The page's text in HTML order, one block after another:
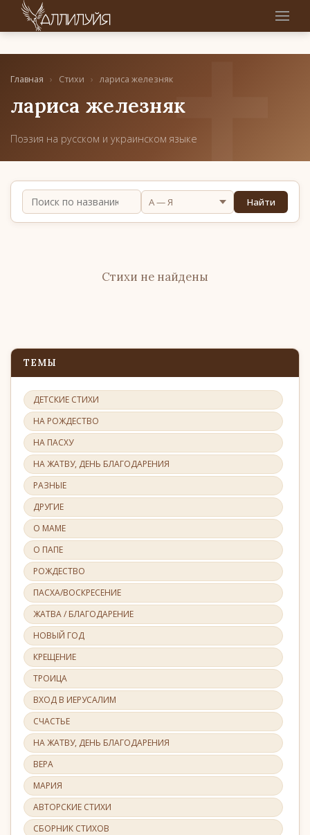
Главная › Стихи › лариса железняк
лариса железняк
Поэзия на русском и украинском языке
Найти
Стихи не найдены
ТЕМЫ
ДЕТСКИЕ СТИХИ
НА РОЖДЕСТВО
НА ПАСХУ
НА ЖАТВУ, ДЕНЬ БЛАГОДАРЕНИЯ
РАЗНЫЕ
ДРУГИЕ
О МАМЕ
О ПАПЕ
РОЖДЕСТВО
ПАСХА/ВОСКРЕСЕНИЕ
ЖАТВА / БЛАГОДАРЕНИЕ
НОВЫЙ ГОД
КРЕЩЕНИЕ
ТРОИЦА
ВХОД В ИЕРУСАЛИМ
СЧАСТЬЕ
НА ЖАТВУ, ДЕНЬ БЛАГОДАРЕНИЯ
ВЕРА
МАРИЯ
АВТОРСКИЕ СТИХИ
СБОРНИК СТИХОВ